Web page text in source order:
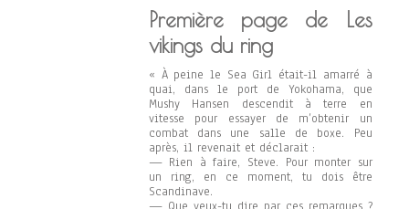
Première page de Les
vikings du ring
« À peine le Sea Girl était-il amarré à
quai, dans le port de Yokohama, que
Mushy Hansen descendit à terre en
vitesse pour essayer de m’obtenir un
combat dans une salle de boxe. Peu
après, il revenait et déclarait :
— Rien à faire, Steve. Pour monter sur
un ring, en ce moment, tu dois être
Scandinave.